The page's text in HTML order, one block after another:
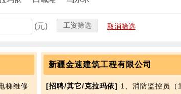
(元) 工资筛选 取消筛选
梯维修
新疆金速建筑工程有限公司
[招聘/其它/克拉玛依] 1、消防监控员（1